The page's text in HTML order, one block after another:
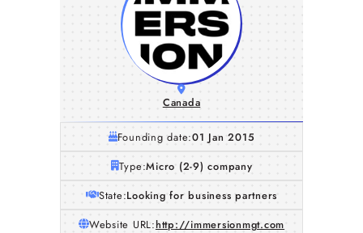
Canada
Founding date:01 Jan 2015
Type:Micro (2-9) company
State:Looking for business partners
Website URL:http://immersionmgt.com